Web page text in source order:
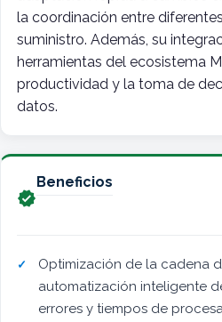
la coordinación entre
suministro. Además, su
herramientas del ecosistema
productividad y la toma de
datos.

Beneficios
Optimización de la cadena
automatización inteligente
errores y tiempos de